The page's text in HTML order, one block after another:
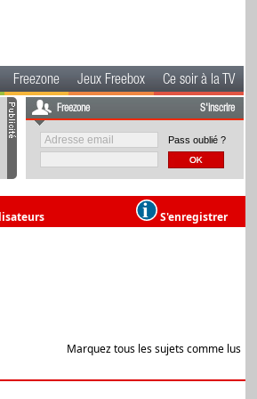
Freezone Jeux Freebox Ce soir à la TV
Freezone S'inscrire
Pass oublié ?
S'enregistrer
Marquez tous les sujets comme lus